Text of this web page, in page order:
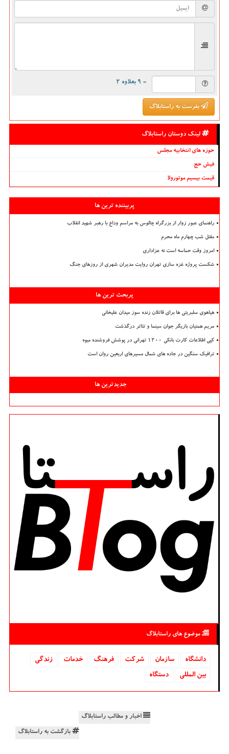
= ۹ بعلاوه ۲
بفرست به راستابلاگ
لینک دوستان راستابلاگ
حوزه های انتخابیه مجلس
فیش حج
قیمت بیسیم موتورولا
پربیننده ترین ها
راهنمای عبور زوار از بزرگراه چالوس به مراسم وداع با رهبر شهید انقلاب
مقتل شب چهارم ماه محرم
امروز وقت حماسه است نه عزاداری
شکست پروژه غزه سازی تهران روایت مدیران شهری از روزهای جنگ
پربحث ترین ها
هیاهوی سلبریتی ها برای قاتلان زنده سوز میدان علیخانی
مریم همتیان بازیگر جوان سینما و تئاتر درگذشت
کپی اطلاعات کارت بانکی ۱۲۰۰ تهرانی در پوشش فروشنده میوه
ترافیک سنگین در جاده های شمال مسیرهای اربعین روان است
جدیدترین ها
موضوع های راستابلاگ
دانشگاه‌ سازمان شركت فرهنگ خدمات
زندگی
بین المللی
دستگاه
اخبار و مطالب راستابلاگ
بازگشت به راستابلاگ